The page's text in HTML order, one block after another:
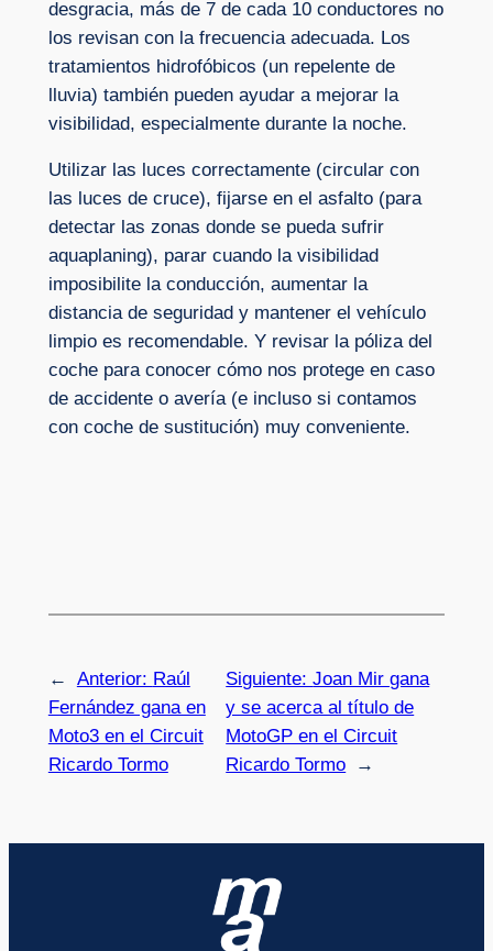
desgracia, más de 7 de cada 10 conductores no
los revisan con la frecuencia adecuada. Los
tratamientos hidrofóbicos (un repelente de
lluvia) también pueden ayudar a mejorar la
visibilidad, especialmente durante la noche.
Utilizar las luces correctamente (circular con
las luces de cruce), fijarse en el asfalto (para
detectar las zonas donde se pueda sufrir
aquaplaning), parar cuando la visibilidad
imposibilite la conducción, aumentar la
distancia de seguridad y mantener el vehículo
limpio es recomendable. Y revisar la póliza del
coche para conocer cómo nos protege en caso
de accidente o avería (e incluso si contamos
con coche de sustitución) muy conveniente.
← Anterior: Raúl
Fernández gana en
Moto3 en el Circuit
Ricardo Tormo
Siguiente:Joan Mir gana
y se acerca al título de
MotoGP en el Circuit
Ricardo Tormo
→